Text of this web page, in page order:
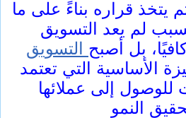
يتخذ قراره بناءً على ما
لم يعد التسويق
بل أصبح التسويق
الأساسية التي تعتمد
للوصول إلى عملائها